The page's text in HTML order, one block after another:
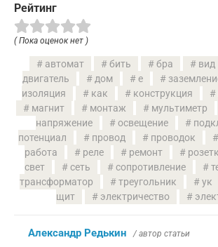
Рейтинг
( Пока оценок нет )
автомат бить бра вид
двигатель
дом е
изоляция
как конструкция
магнит
монтаж мультиметр
напряжение
освещение
потенциал
провод проводок
работа
реле ремонт
свет
сеть сопротивление
трансформатор
треугольник ук
щит
электричество
Александр Редькин / автор статьи